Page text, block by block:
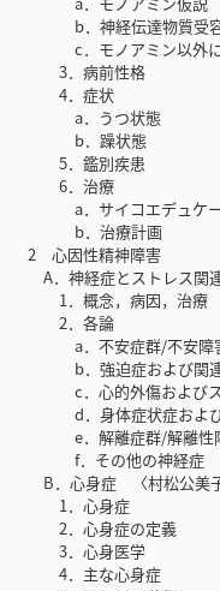
b．神経伝達物質受容
c．モノアミン以外に
3．病前性格
4．症状
a．うつ状態
b．躁状態
5．鑑別疾患
6．治療
a．サイコエデュケー
b．治療計画
2 心因性精神障害
A．神経症とストレス関
1．概念，病因，治療
2．各論
a．不安症群/不安障
b．強迫症および関連症
c．心的外傷およびス
d．身体症状症および
e．解離症群/解離性
f．その他の神経症
B．心身症 〈村松公美子
1．心身症
2．心身症の定義
3．心身医学
4．主な心身症